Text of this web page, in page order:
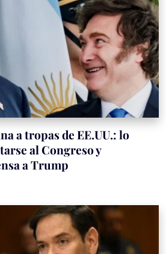
a tropas de EE.UU.: lo
al Congreso y
a Trump